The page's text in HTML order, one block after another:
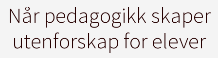
Når pedagogikk skaper
utenforskap for elever